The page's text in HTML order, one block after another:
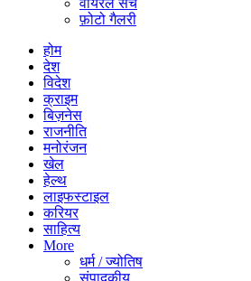
फ़ोटो गैलरी
होम
देश
विदेश
क्राइम
बिज़नेस
राजनीति
मनोरंजन
खेल
हेल्थ
लाइफस्टाइल
करियर
साहित्य
More
धर्म / ज्योतिष
संपादकीय